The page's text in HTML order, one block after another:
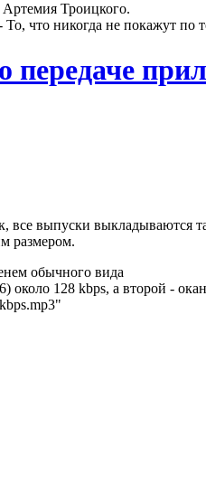
Троицкого.
То, что никогда не покажут по
все выпуски выкладываются
размером.
обычного вида
около 128 kbps, а второй -